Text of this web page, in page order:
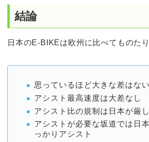
結論
日本のE-BIKEは欧州に比べてものた
思っているほど大きな差はない
アシスト最高速度は大差なし
アシスト比の規制は日本が厳
アシストが必要な坂道では日
っかりアシスト